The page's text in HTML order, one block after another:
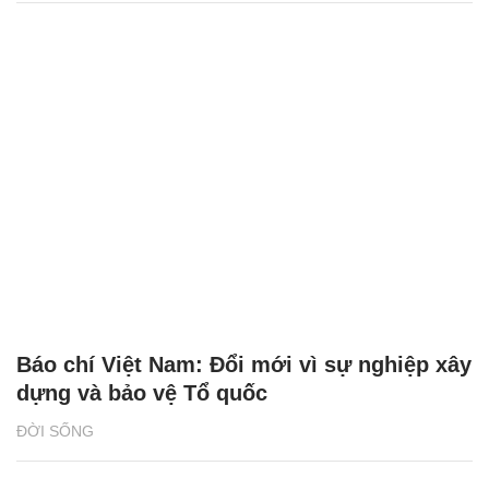
ĐỜI SỐNG
Báo chí Việt Nam: Đổi mới vì sự nghiệp xây
dựng và bảo vệ Tổ quốc